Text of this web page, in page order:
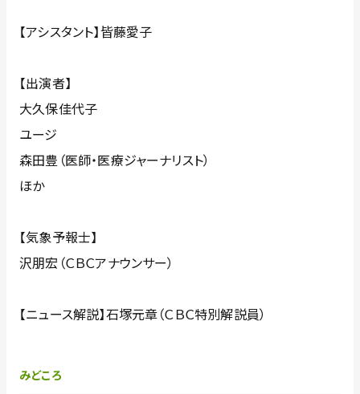
【アシスタント】皆藤愛子
【出演者】
大久保佳代子
ユージ
森田豊（医師・医療ジャーナリスト）
ほか
【気象予報士】
沢朋宏（ＣＢＣアナウンサー）
【ニュース解説】石塚元章（ＣＢＣ特別解説員）
みどころ